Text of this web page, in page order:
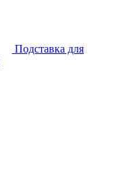
Подставка для